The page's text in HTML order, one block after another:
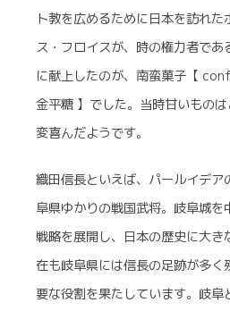
ト教を広めるために日本を訪れ
ス・フロイスが、時の権力者で
に献上したのが、南蛮菓子【
金平糖 】でした。当時甘いもの
変喜んだようです。
織田信長といえば、パールイデア
阜県ゆかりの戦国武将。岐阜城
戦略を展開し、日本の歴史に大き
在も岐阜県には信長の足跡が多く
要な役割を果たしています。岐阜